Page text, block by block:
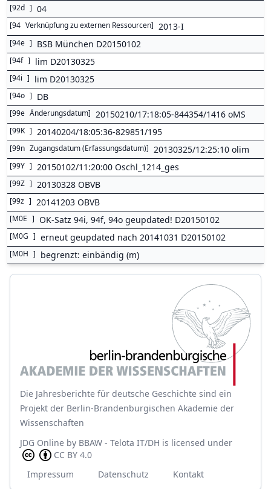
[92d ] 04
[94 Verknüpfung zu externen Ressourcen] 2013-I
[94e ] BSB München D20150102
[94f ] lim D20130325
[94i ] lim D20130325
[94o ] DB
[99e Änderungsdatum] 20150210/17:18:05-844354/1416 oMS
[99K ] 20140204/18:05:36-829851/195
[99n Zugangsdatum (Erfassungsdatum)] 20130325/12:25:10 olim
[99Y ] 20150102/11:20:00 Oschl_1214_ges
[99Z ] 20130328 OBVB
[99z ] 20141203 OBVB
[M0E ] OK-Satz 94i, 94f, 94o geupdated! D20150102
[M0G ] erneut geupdated nach 20141031 D20150102
[M0H ] begrenzt: einbändig (m)
Die Jahresberichte für deutsche Geschichte sind ein
Projekt der Berlin-Brandenburgischen Akademie der
Wissenschaften
JDG Online by BBAW - Telota IT/DH is licensed under
CC BY 4.0
Impressum
Datenschutz Kontakt